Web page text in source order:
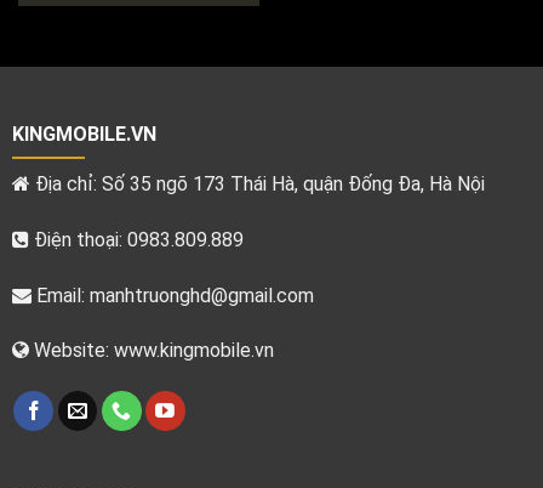
542.OX.1181.LR.1704
KINGMOBILE.VN
Địa chỉ: Số 35 ngõ 173 Thái Hà, quận Đống Đa, Hà Nội
Điện thoại: 0983.809.889
Email: manhtruonghd@gmail.com
Website: www.kingmobile.vn